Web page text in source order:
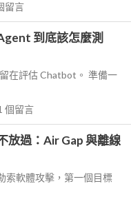
留言
到底該怎麼測
在評估 Chatbot。 準備一
個留言
放過：Air Gap 與離線
索軟體攻擊，第一個目標